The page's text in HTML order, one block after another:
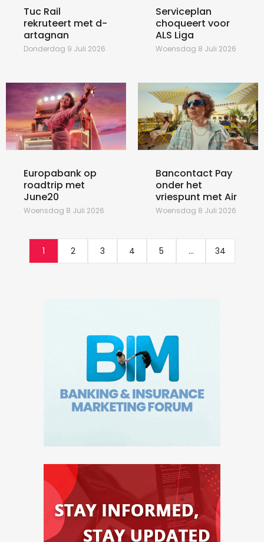
Tuc Rail
rekruteert met d-
artagnan
Donderdag 9 Juli 2026
Serviceplan
choqueert voor
ALS Liga
Woensdag 8 Juli 2026
Europabank op
roadtrip met
June20
Woensdag 8 Juli 2026
Bancontact Pay
onder het
vriespunt met Air
Woensdag 8 Juli 2026
1 2 3 4 5 ... 34